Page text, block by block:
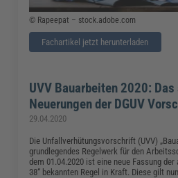
© Rapeepat – stock.adobe.com
Fachartikel jetzt herunterladen
UVV Bauarbeiten 2020:
Neuerungen der DGUV
29.04.2020
Die Unfallverhütungsvorschrift (UVV)
grundlegendes Regelwerk für den
dem 01.04.2020 ist eine neue Fassung der
38“ bekannten Regel in Kraft. Diese gilt